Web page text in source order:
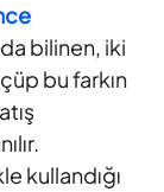
bilinen, iki
bu farkın
kullandığı